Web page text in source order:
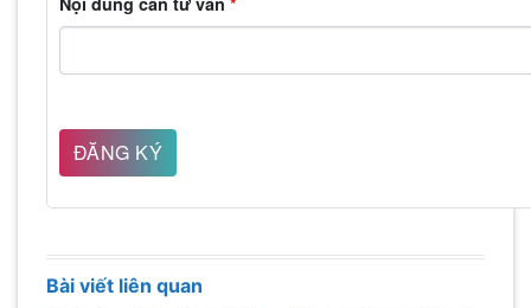
Bài viết liên quan